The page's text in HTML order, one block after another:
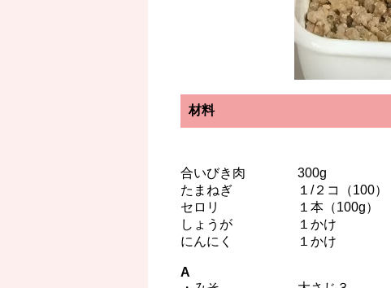
材料
合いびき肉 300g
たまねぎ １/２コ（100）
セロリ １本（100g）
しょうが １かけ
にんにく １かけ
A